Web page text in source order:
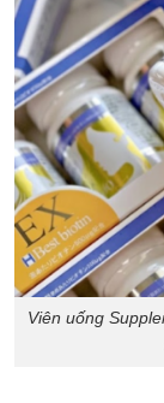
Viên uống